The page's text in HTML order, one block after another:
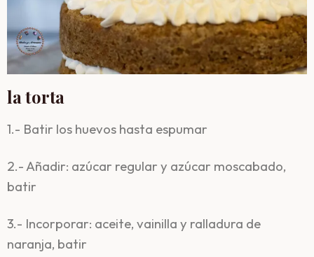
la torta
1.- Batir los huevos hasta espumar
2.- Añadir: azúcar regular y azúcar moscabado,
batir
3.- Incorporar: aceite, vainilla y ralladura de
naranja, batir